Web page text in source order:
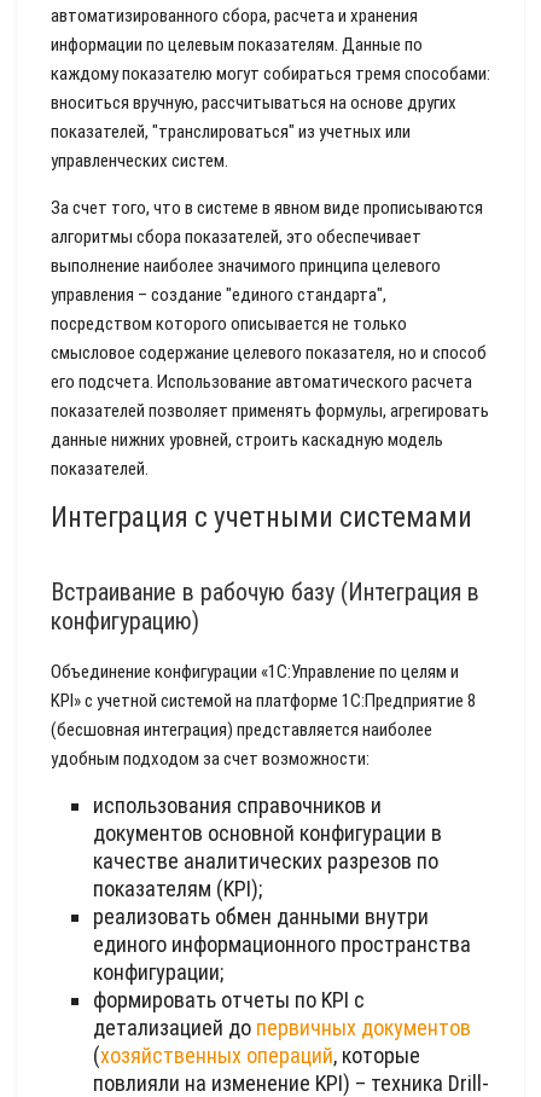
автоматизированного сбора, расчета и хранения
информации по целевым показателям. Данные по
каждому показателю могут собираться тремя способами:
вноситься вручную, рассчитываться на основе других
показателей, "транслироваться" из учетных или
управленческих систем.
За счет того, что в системе в явном виде прописываются
алгоритмы сбора показателей, это обеспечивает
выполнение наиболее значимого принципа целевого
управления – создание "единого стандарта",
посредством которого описывается не только
смысловое содержание целевого показателя, но и способ
его подсчета. Использование автоматического расчета
показателей позволяет применять формулы, агрегировать
данные нижних уровней, строить каскадную модель
показателей.
Интеграция с учетными системами
Встраивание в рабочую базу (Интеграция в
конфигурацию)
Объединение конфигурации «1С:Управление по целям и
KPI» с учетной системой на платформе 1С:Предприятие 8
(бесшовная интеграция) представляется наиболее
удобным подходом за счет возможности:
использования справочников и
документов основной конфигурации в
качестве аналитических разрезов по
показателям (KPI);
реализовать обмен данными внутри
единого информационного пространства
конфигурации;
формировать отчеты по KPI с
детализацией до первичных документов
(хозяйственных операций, которые
повлияли на изменение KPI) – техника Drill-